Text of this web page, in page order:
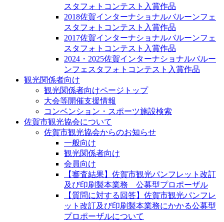
スタフォトコンテスト入賞作品
2018佐賀インターナショナルバルーンフェ
スタフォトコンテスト入賞作品
2017佐賀インターナショナルバルーンフェ
スタフォトコンテスト入賞作品
2024・2025佐賀インターナショナルバルー
ンフェスタフォトコンテスト入賞作品
観光関係者向け
観光関係者向けページトップ
大会等開催支援情報
コンベンション・スポーツ施設検索
佐賀市観光協会について
佐賀市観光協会からのお知らせ
一般向け
観光関係者向け
会員向け
【審査結果】佐賀市観光パンフレット改訂
及び印刷製本業務 公募型プロポーザル
【質問に対する回答】佐賀市観光パンフレ
ット改訂及び印刷製本業務にかかる公募型
プロポーザルについて